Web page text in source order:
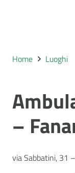
Home Luoghi
–
via Sabbatini, 31